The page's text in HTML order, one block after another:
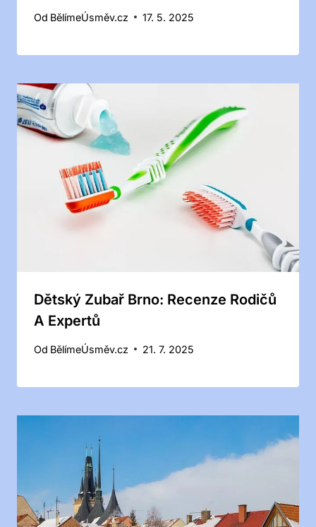
Od BělímeÚsměv.cz 17. 5. 2025
Dětský Zubař Brno: Recenze Rodičů
A Expertů
Od BělímeÚsměv.cz 21. 7. 2025